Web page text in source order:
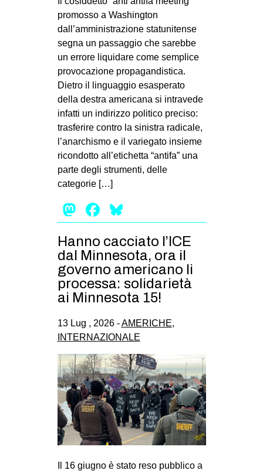
SPORT POPOLARE
MOVIMENTI
AMBIENTE
ANTIFASCISMO
DIRITTO ALL’ABITARE
GENERI
PRECARIATO
REPRESSIONE
CULTURE
ARTE
CINEMA
MANIFESTI
MUSICA
RECENSIONI
INTERNAZIONALE
AFRICA
AMERICHE
ESTREMO ORIENTE
EUROPA
MEDIO ORIENTE
MONDO
promosso a Washington
dall’amministrazione statunitense
segna un passaggio che sarebbe
un errore liquidare come semplice
provocazione propagandistica.
Dietro il linguaggio esasperato
della destra americana si intravede
infatti un indirizzo politico preciso:
trasferire contro la sinistra radicale,
l’anarchismo e il variegato insieme
ricondotto all’etichetta “antifa” una
parte degli strumenti, delle
categorie […]
Mastodon
Facebook
Hanno cacciato l’ICE
dal Minnesota, ora il
governo americano li
processa: solidarietà
ai Minnesota 15!
13 Lug , 2026 -AMERICHE,
INTERNAZIONALE
Il 16 giugno è stato reso pubblico a